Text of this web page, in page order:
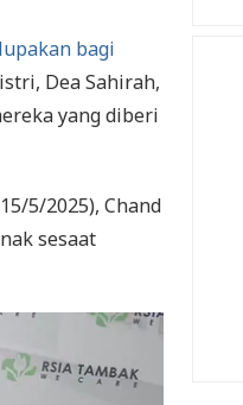
bagi
Dea Sahirah,
yang diberi
5/2025), Chand
sesaat